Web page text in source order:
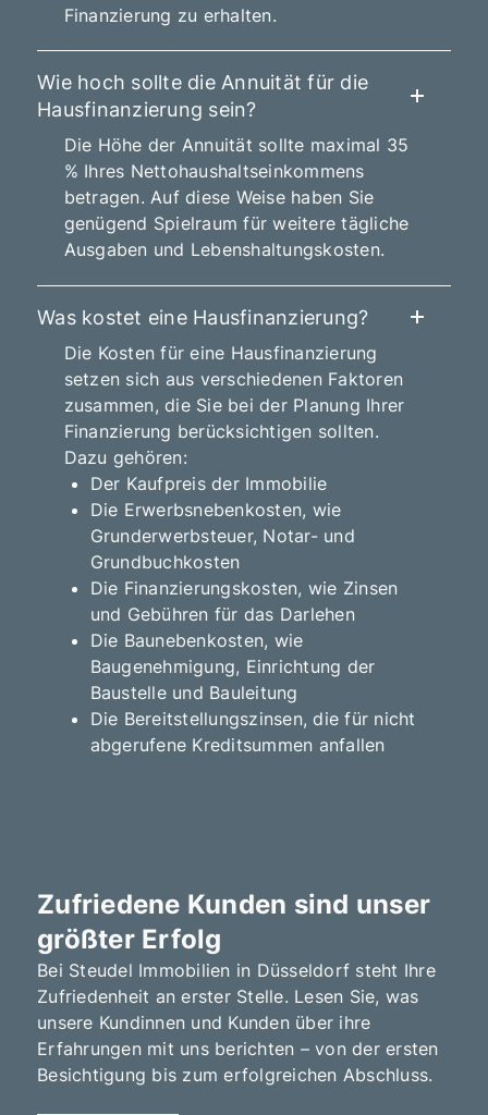
Finanzierung zu erhalten.
Wie hoch sollte die Annuität für die
Hausfinanzierung sein?
Die Höhe der Annuität sollte maximal 35
% Ihres Nettohaushaltseinkommens
betragen. Auf diese Weise haben Sie
genügend Spielraum für weitere tägliche
Ausgaben und Lebenshaltungskosten.
Was kostet eine Hausfinanzierung?
Die Kosten für eine Hausfinanzierung
setzen sich aus verschiedenen Faktoren
zusammen, die Sie bei der Planung Ihrer
Finanzierung berücksichtigen sollten.
Dazu gehören:
Der Kaufpreis der Immobilie
Die Erwerbsnebenkosten, wie
Grunderwerbsteuer, Notar- und
Grundbuchkosten
Die Finanzierungskosten, wie Zinsen
und Gebühren für das Darlehen
Die Baunebenkosten, wie
Baugenehmigung, Einrichtung der
Baustelle und Bauleitung
Die Bereitstellungszinsen, die für nicht
abgerufene Kreditsummen anfallen
Zufriedene Kunden sind unser
größter Erfolg
Bei Steudel Immobilien in Düsseldorf steht Ihre
Zufriedenheit an erster Stelle. Lesen Sie, was
unsere Kundinnen und Kunden über ihre
Erfahrungen mit uns berichten – von der ersten
Besichtigung bis zum erfolgreichen Abschluss.